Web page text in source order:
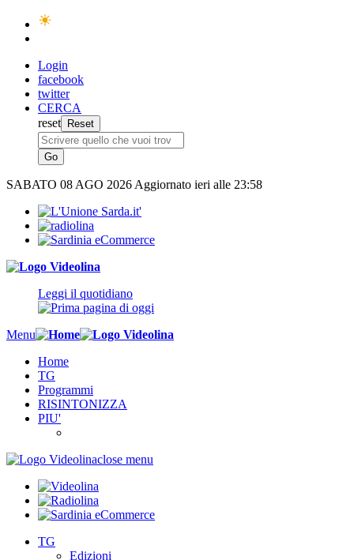
Login
facebook
twitter
CERCA
reset
SABATO 08 AGO 2026 Aggiornato ieri alle 23:58
Leggi il quotidiano
Menu
Home
TG
Programmi
RISINTONIZZA
PIU'
close menu
TG
Edizioni